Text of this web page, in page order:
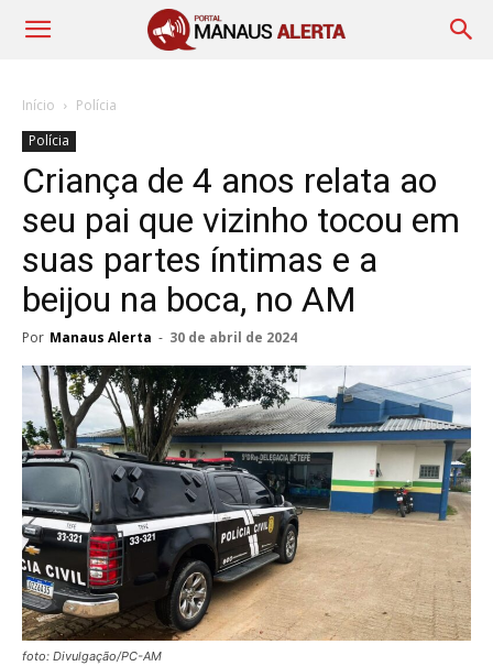
Início
Polícia
Polícia
Criança de 4 anos relata ao
seu pai que vizinho tocou em
suas partes íntimas e a
beijou na boca, no AM
Por Manaus Alerta - 30 de abril de 2024
foto: Divulgação/PC-AM